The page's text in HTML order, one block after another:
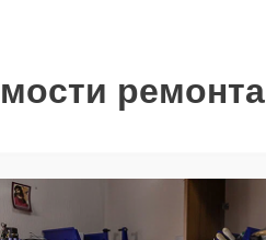
ремонта